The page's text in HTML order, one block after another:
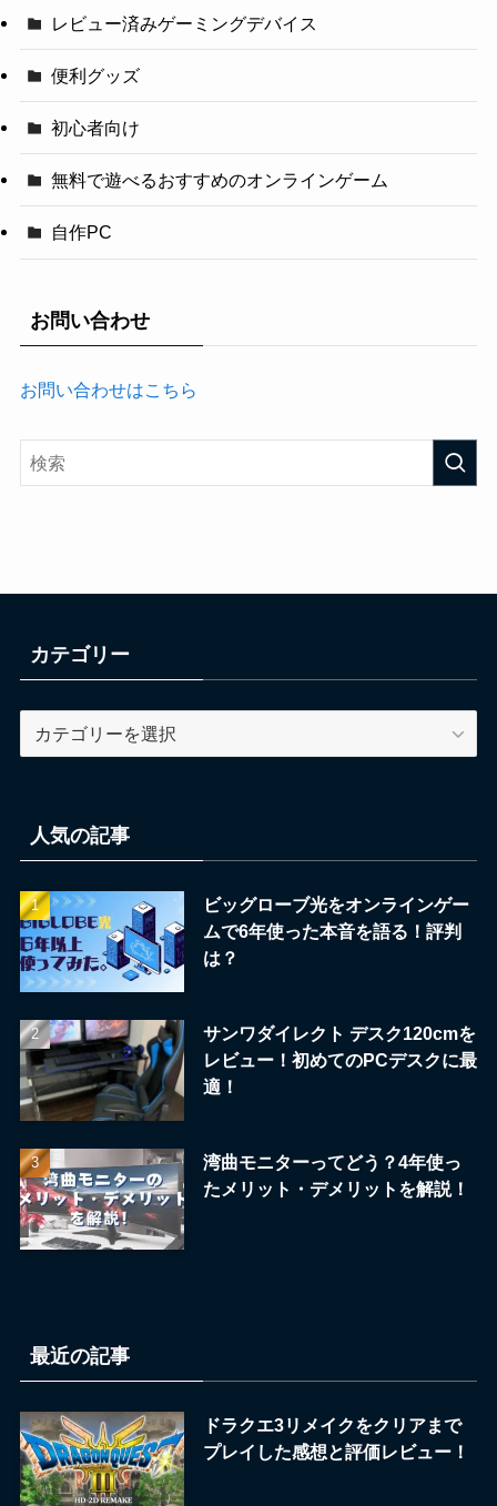
レビュー済みゲーミングデバイス
便利グッズ
初心者向け
無料で遊べるおすすめのオンラインゲーム
自作PC
お問い合わせ
お問い合わせはこちら
カテゴリー
人気の記事
ビッグローブ光をオンラインゲー
ムで6年使った本音を語る！評判
は？
サンワダイレクト デスク120cmを
レビュー！初めてのPCデスクに最
適！
湾曲モニターってどう？4年使っ
たメリット・デメリットを解説！
最近の記事
ドラクエ3リメイクをクリアまで
プレイした感想と評価レビュー！